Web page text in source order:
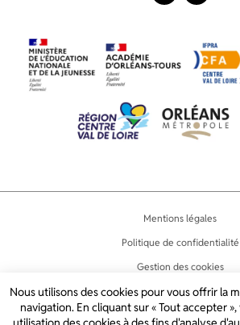
Mentions légales
Politique de confidentialité
Gestion des cookies
Accessibilité
Plan du site
Nous utilisons des cookies pour vous offrir la
navigation. En cliquant sur « Tout accepter